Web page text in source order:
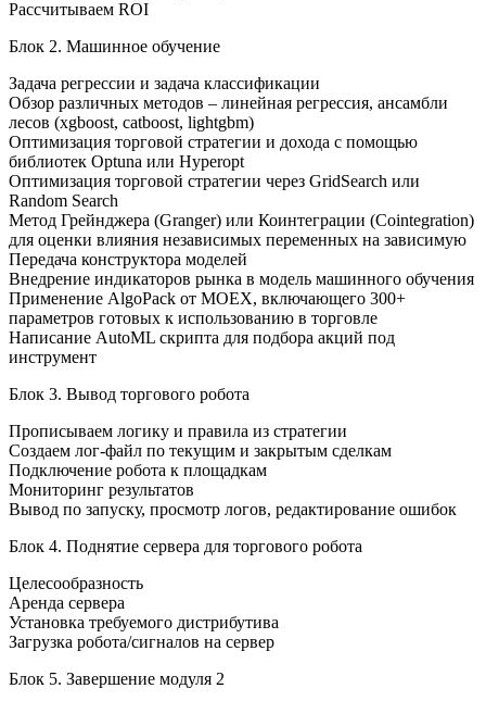
Рассчитываем ROI
Блок 2. Машинное обучение
Задача регрессии и задача классификации
Обзор различных методов – линейная регрессия, ансамбли
лесов (xgboost, catboost, lightgbm)
Оптимизация торговой стратегии и дохода с помощью
библиотек Optuna или Hyperopt
Оптимизация торговой стратегии через GridSearch или
Random Search
Метод Грейнджера (Granger) или Коинтеграции (Cointegration)
для оценки влияния независимых переменных на зависимую
Передача конструктора моделей
Внедрение индикаторов рынка в модель машинного обучения
Применение AlgoPack от MOEX, включающего 300+
параметров готовых к использованию в торговле
Написание AutoML скрипта для подбора акций под
инструмент
Блок 3. Вывод торгового робота
Прописываем логику и правила из стратегии
Создаем лог-файл по текущим и закрытым сделкам
Подключение робота к площадкам
Мониторинг результатов
Вывод по запуску, просмотр логов, редактирование ошибок
Блок 4. Поднятие сервера для торгового робота
Целесообразность
Аренда сервера
Установка требуемого дистрибутива
Загрузка робота/сигналов на сервер
Блок 5. Завершение модуля 2